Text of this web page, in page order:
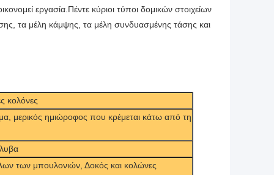
εργασία.Πέντε κύριοι τύποι δομικών στοιχείων
τα μέλη κάμψης, τα μέλη συνδυασμένης τάσης και
κολόνες
μερικός ημιώροφος που κρέμεται κάτω από τη
των μπουλονιών, Δοκός και κολώνες